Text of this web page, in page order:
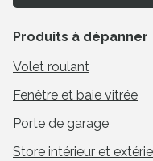
Produits à dépanner
Volet roulant
Fenêtre et baie vitrée
Porte de garage
Store intérieur et